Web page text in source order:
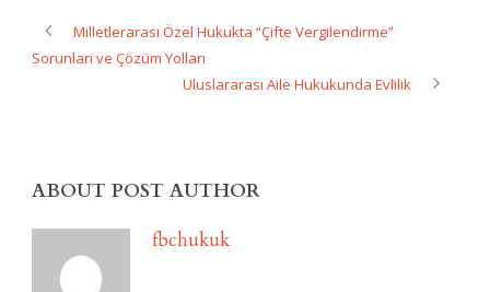
Milletlerarası Özel Hukukta “Çifte Vergilendirme”
Sorunları ve Çözüm Yolları
Uluslararası Aile Hukukunda Evlilik
ABOUT POST AUTHOR
fbchukuk